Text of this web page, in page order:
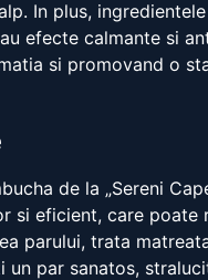
In plus,
efecte calmante si
si promovand o
de la „Sereni
si eficient, care poate
parului, trata
un par sanatos,